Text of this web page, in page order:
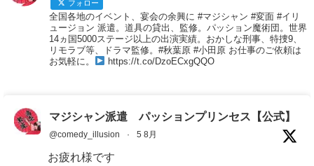
フォロー
全国各地のイベント、宴会の余興に #マジシャン #変面 #イリ
ュージョン 派遣。道具の貸出、監修。パッション魔術団。世界
14ヵ国5000ステージ以上の出演実績。おかしな刑事、特捜9、
リモラブ等、ドラマ監修。#秋葉原 #小田原 お仕事のご依頼は
お気軽に。
https://t.co/DzoECxgQQO
マジシャン派遣 パッションプリンセス【公式】
@comedy_illusion · 5 8月
お疲れ様です